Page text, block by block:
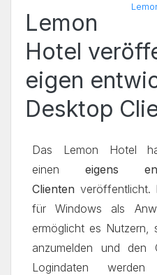
Lemon
Hotel
eigen
Desktop
Das Lemon Hotel
einen eigens
Clienten veröffentlicht.
für Windows als
ermöglicht es Nutzern,
anzumelden und den
Logindaten werden